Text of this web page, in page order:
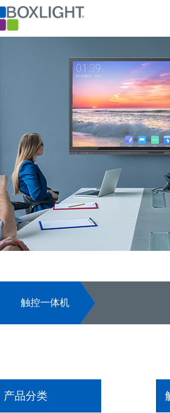
触控一体机
产品分类